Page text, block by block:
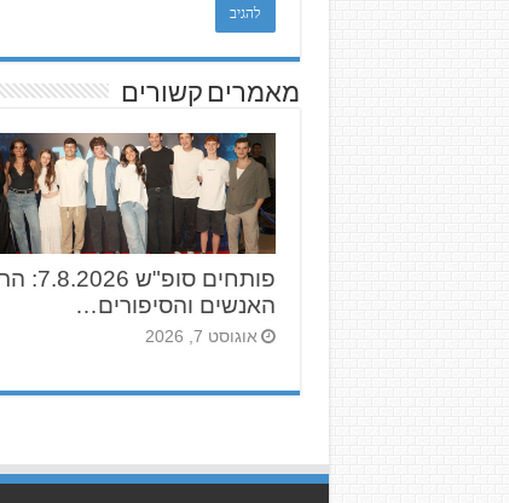
מאמרים קשורים
פותחים
האנשים והסיפורים…
אוגוסט 7, 2026